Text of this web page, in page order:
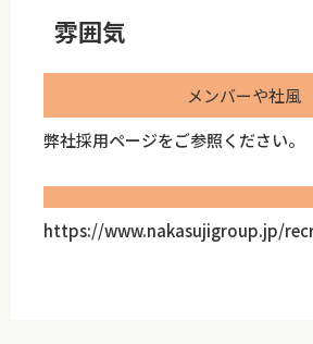
雰囲気
メンバーや社風
弊社採用ページをご参照ください。
https://www.nakasujigroup.jp/